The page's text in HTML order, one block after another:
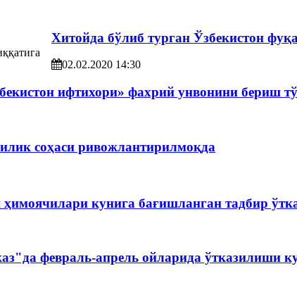
Хитойда бўлиб турган Ўзбекистон
02.02.2020 14:30
ифтихори» фахрий унвонини бериш
соҳаси ривожлантирилмоқда
кунига бағишланган тадбир
февраль-апрель ойларида ўтказилиши